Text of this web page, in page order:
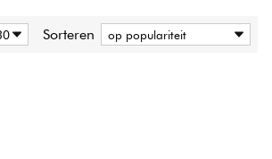
Sorteren